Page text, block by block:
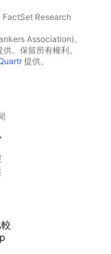
Research
Association)。
。保留所有權利。
提供。